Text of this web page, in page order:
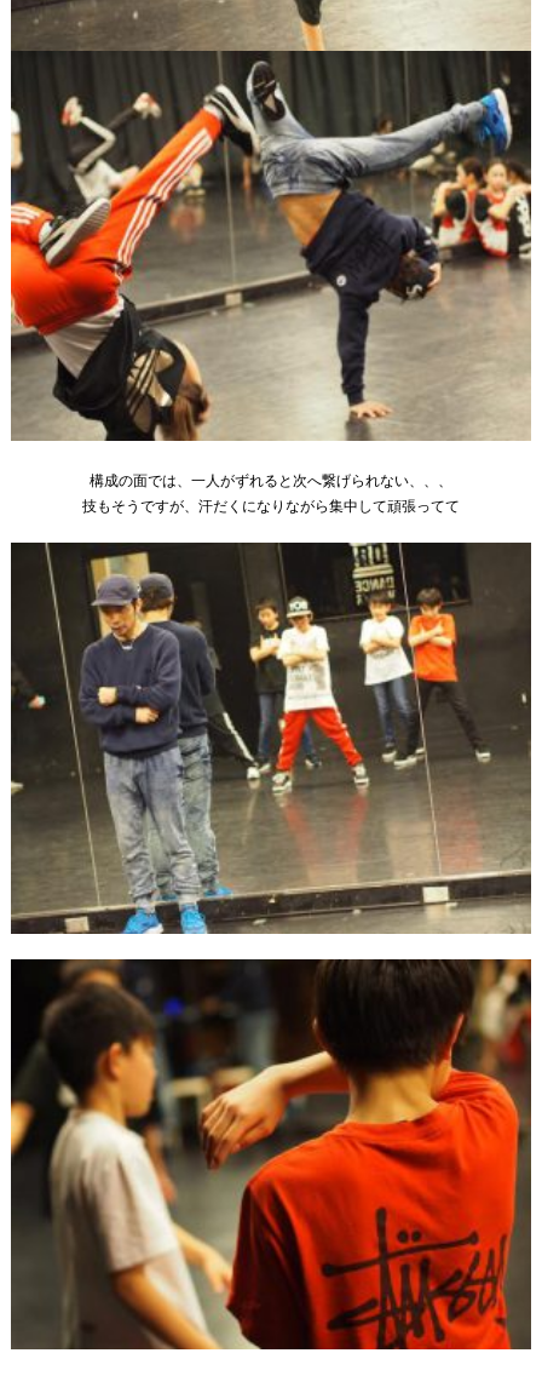
構成の面では、一人がずれると次へ繋げられない、、、
技もそうですが、汗だくになりながら集中して頑張ってて